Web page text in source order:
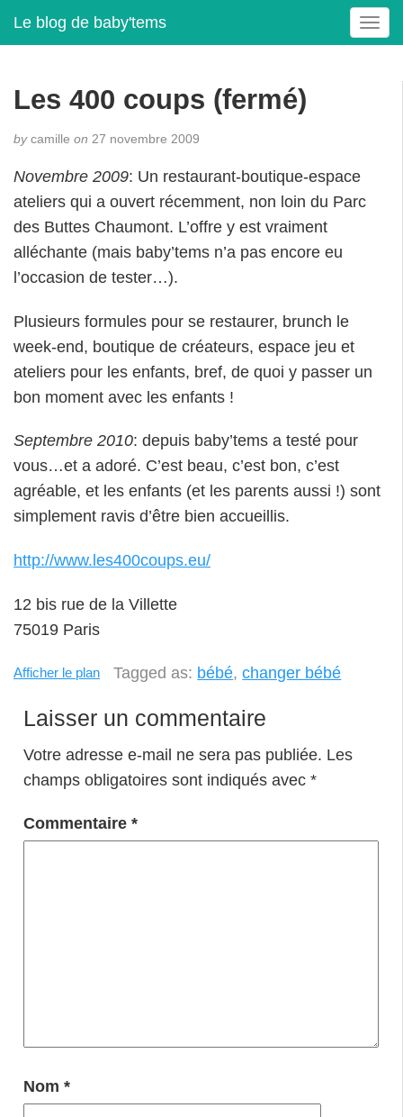
Le blog de baby'tems
T
o
Les 400 coups (fermé)
bycamille on 27 novembre 2009
Novembre 2009: Un restaurant-boutique-espace
ateliers qui a ouvert récemment, non loin du Parc
des Buttes Chaumont. L’offre y est vraiment
alléchante (mais baby’tems n’a pas encore eu
l’occasion de tester…).
Plusieurs formules pour se restaurer, brunch le
week-end, boutique de créateurs, espace jeu et
ateliers pour les enfants, bref, de quoi y passer un
bon moment avec les enfants !
Septembre 2010: depuis baby’tems a testé pour
vous…et a adoré. C’est beau, c’est bon, c’est
agréable, et les enfants (et les parents aussi !) sont
simplement ravis d’être bien accueillis.
http://www.les400coups.eu/
12 bis rue de la Villette
75019 Paris
Afficher le plan Tagged as: bébé,changer bébé
Laisser un commentaire
Votre adresse e-mail ne sera pas publiée. Les
champs obligatoires sont indiqués avec *
Commentaire *
Nom *